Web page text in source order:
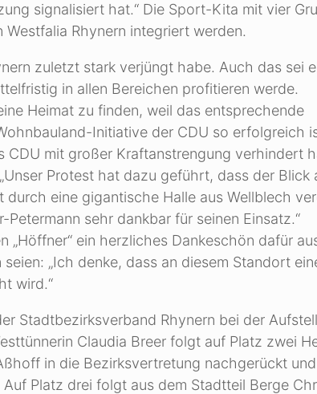
signalisiert hat.“ Die Sport-Kita mit vier
Rhynern integriert werden.
zuletzt stark verjüngt habe. Auch das sei
in allen Bereichen profitieren werde.
Heimat zu finden, weil das entsprechende
Initiative der CDU so erfolgreich
CDU mit großer Kraftanstrengung verhindert
Protest hat dazu geführt, dass der Blick
eine gigantische Halle aus Wellblech
sehr dankbar für seinen Einsatz.“
ein herzliches Dankeschön dafür
„Ich denke, dass an diesem Standort
wird.“
Stadtbezirksverband Rhynern bei der
Claudia Breer folgt auf Platz zwei
in die Bezirksvertretung nachgerückt
Platz drei folgt aus dem Stadtteil Berge